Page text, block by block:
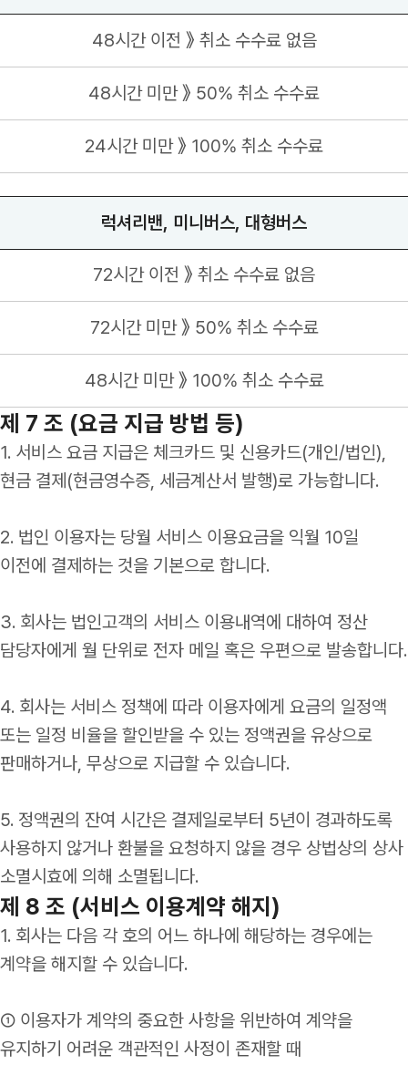
럭셔리밴, 미니버스, 대형버스
48시간 이전 》 취소 수수료 없음
72시간 이전 》 취소 수수료 없음
48시간 미만 》 50% 취소 수수료
72시간 미만 》 50% 취소 수수료
24시간 미만 》 100% 취소 수수료
48시간 미만 》 100% 취소 수수료
제 7 조 (요금 지급 방법 등)
1. 서비스 요금 지급은 체크카드 및 신용카드(개인/법인),
현금 결제(현금영수증, 세금계산서 발행)로 가능합니다.
2. 법인 이용자는 당월 서비스 이용요금을 익월 10일
이전에 결제하는 것을 기본으로 합니다.
3. 회사는 법인고객의 서비스 이용내역에 대하여 정산
담당자에게 월 단위로 전자 메일 혹은 우편으로 발송합니다.
4. 회사는 서비스 정책에 따라 이용자에게 요금의 일정액
또는 일정 비율을 할인받을 수 있는 정액권을 유상으로
판매하거나, 무상으로 지급할 수 있습니다.
5. 정액권의 잔여 시간은 결제일로부터 5년이 경과하도록
사용하지 않거나 환불을 요청하지 않을 경우 상법상의 상사
소멸시효에 의해 소멸됩니다.
제 8 조 (서비스 이용계약 해지)
1. 회사는 다음 각 호의 어느 하나에 해당하는 경우에는
계약을 해지할 수 있습니다.
① 이용자가 계약의 중요한 사항을 위반하여 계약을
유지하기 어려운 객관적인 사정이 존재할 때